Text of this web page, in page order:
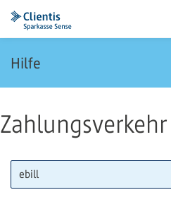
Hilfe
Zahlungsverkehr